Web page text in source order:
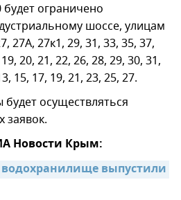
будет ограничено
шоссе, улицам
27А, 27к1, 29, 31, 33, 35, 37,
20, 21, 22, 26, 28, 29, 30, 31,
15, 17, 19, 21, 23, 25, 27.
осуществляться
заявок.
Новости Крым:
выпустили